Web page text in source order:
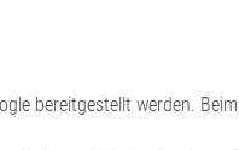
bereitgestellt werden.